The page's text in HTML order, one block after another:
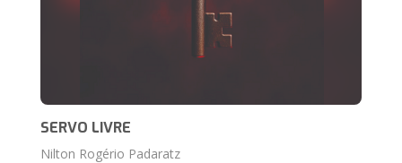
SERVO LIVRE
Nilton Rogério Padaratz